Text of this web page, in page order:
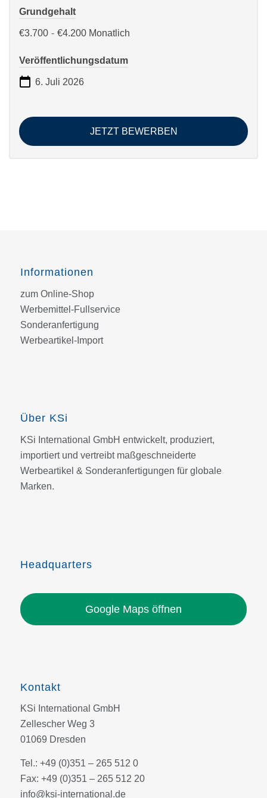
Grundgehalt
€3.700 - €4.200 Monatlich
Veröffentlichungsdatum
6. Juli 2026
JETZT BEWERBEN
Informationen
zum Online-Shop
Werbemittel-Fullservice
Sonderanfertigung
Werbeartikel-Import
Über KSi
KSi International GmbH entwickelt, produziert,
importiert und vertreibt maßgeschneiderte
Werbeartikel & Sonderanfertigungen für globale
Marken.
Headquarters
Google Maps öffnen
Kontakt
KSi International GmbH
Zellescher Weg 3
01069 Dresden
Tel.: +49 (0)351 – 265 512 0
Fax: +49 (0)351 – 265 512 20
info@ksi-international.de